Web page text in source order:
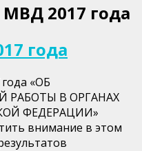
2017 года
года
«ОБ
РАБОТЫ В ОРГАНАХ
ФЕДЕРАЦИИ»
внимание в этом